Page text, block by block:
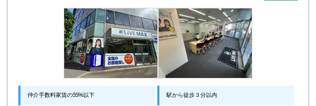
仲介手数料家賃の55%以下 駅から徒歩３分以内